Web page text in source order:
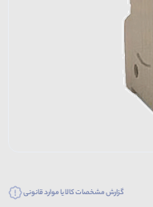
گزارش مشخصات کالا یا موارد قانونی